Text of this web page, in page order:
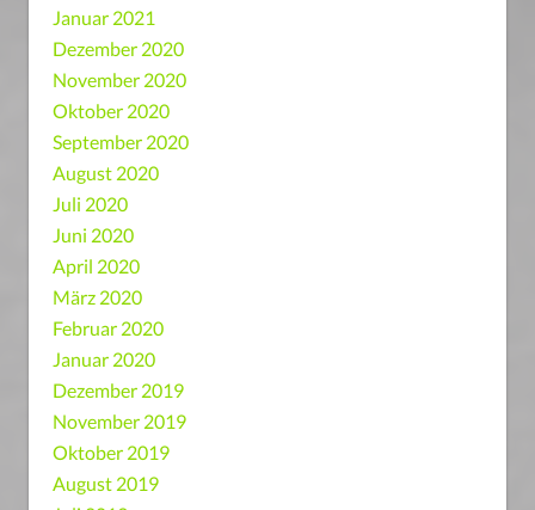
Januar 2021
Dezember 2020
November 2020
Oktober 2020
September 2020
August 2020
Juli 2020
Juni 2020
April 2020
März 2020
Februar 2020
Januar 2020
Dezember 2019
November 2019
Oktober 2019
August 2019